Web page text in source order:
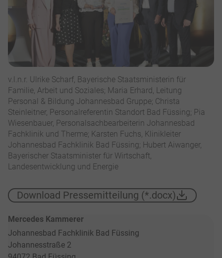
v.l.n.r. Ulrike Scharf, Bayerische Staatsministerin für
Familie, Arbeit und Soziales; Maria Erhard, Leitung
Personal & Bildung Johannesbad Gruppe; Christa
Steinleitner, Personalreferentin Standort Bad Füssing; Pia
Wiesenbauer, Personalsachbearbeiterin Johannesbad
Fachklinik und Therme; Karsten Fuchs, Klinikleiter
Johannesbad Fachklinik Bad Füssing; Hubert Aiwanger,
Bayerischer Staatsminister für Wirtschaft,
Landesentwicklung und Energie
Download Pressemitteilung (*.docx)
Mercedes Kammerer
Johannesbad Fachklinik Bad Füssing
Johannesstraße 2